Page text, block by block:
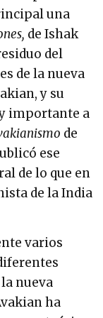
una
de Ishak
del
de la nueva
y su
importante a
de
ese
de lo que en
de la India
varios
nueva
ha